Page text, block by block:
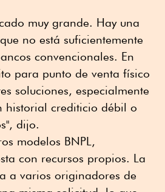
muy grande. Hay una
no está suficientemente
convencionales. En
para punto de venta físico
soluciones, especialmente
historial crediticio débil o
dijo.
modelos BNPL,
con recursos propios. La
a varios originadores de